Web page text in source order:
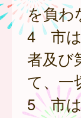
を負わ
4 市は
者及び
て、一
5 市は